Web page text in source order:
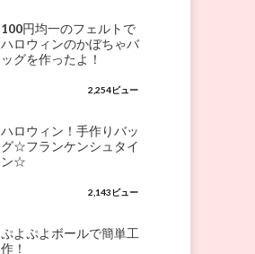
100円均一のフェルトで
ハロウィンのかぼちゃバ
ッグを作ったよ！
2,254ビュー
ハロウィン！手作りバッ
グ☆フランケンシュタイ
ン☆
2,143ビュー
ぷよぷよボールで簡単工
作！